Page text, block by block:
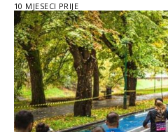
10 MJESECI PRIJE